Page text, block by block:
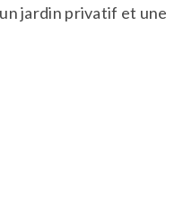
jardin privatif et une